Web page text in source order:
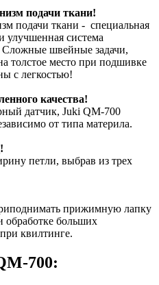
подачи ткани!
подачи ткани - специальная
улучшенная система
швейные задачи,
толстое место при подшивке
с легкостью!
качества!
датчик, Juki QM-700
от типа материла.
петли, выбрав из трех
прижимную лапку
обработке больших
квилтинге.
700: